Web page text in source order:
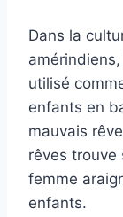
Dans la
utilisé
enfants en
mauvais
rêves trouve
femme
enfants.